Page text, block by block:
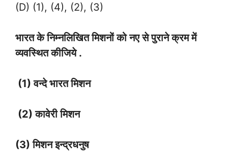
(D) (1), (4), (2), (3)
भारत के निम्नलिखित मिशनों को नए से पुराने क्रम में
व्यवस्थित कीजिये .
(1) वन्दे भारत मिशन
(2) कावेरी मिशन
(3) मिशन इन्द्रधनुष